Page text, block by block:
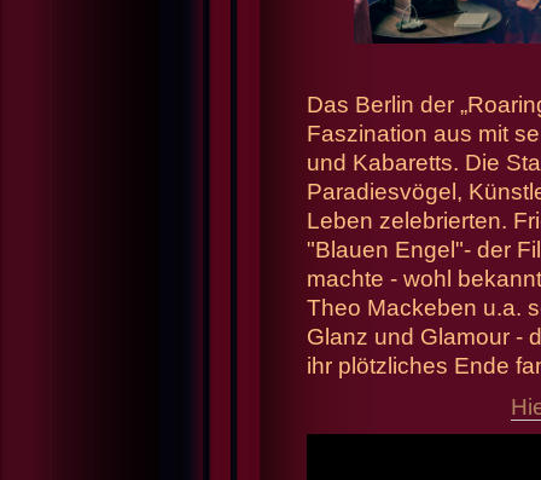
Das Berlin der
Faszination aus mit
und Kabaretts. Die
Paradiesvögel,
Leben zelebrierten.
"Blauen Engel"- der
machte - wohl
Theo Mackeben u.a.
Glanz und Glamour -
ihr plötzliches Ende